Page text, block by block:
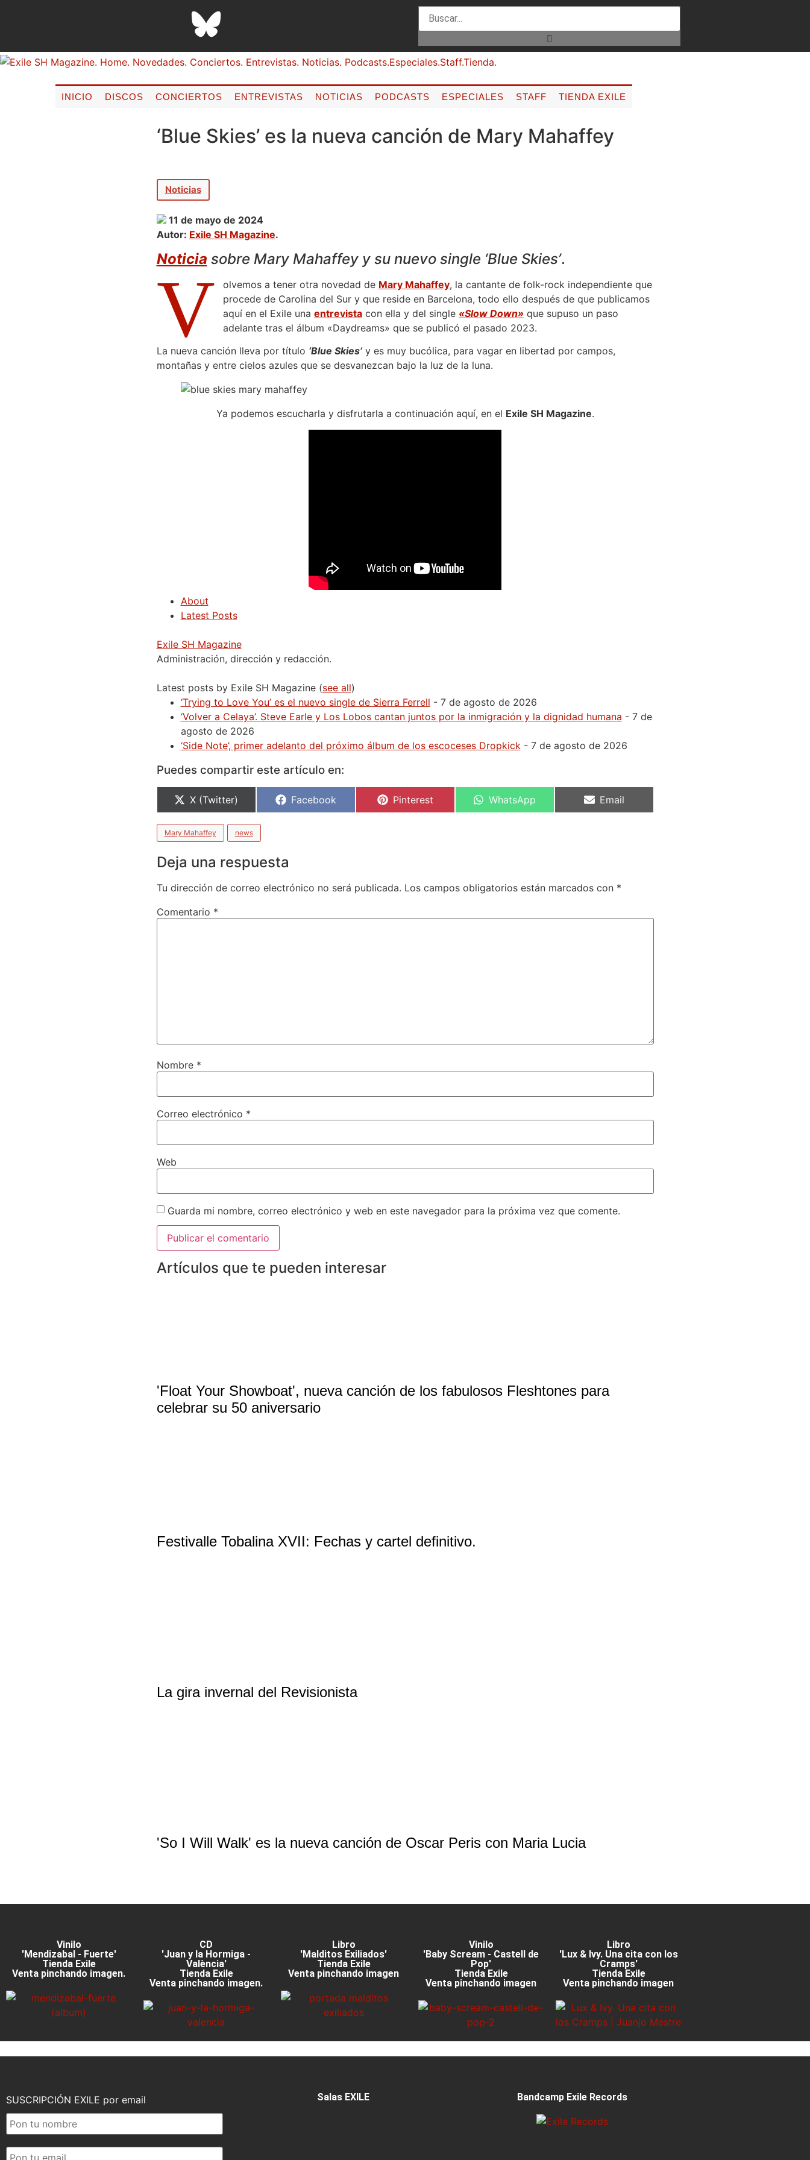
INICIO DISCOS CONCIERTOS ENTREVISTAS NOTICIAS PODCASTS ESPECIALES STAFF TIENDA EXILE
‘Blue Skies’ es la nueva canción de Mary Mahaffey
Noticias
11 de mayo de 2024
Autor: Exile SH Magazine.
Noticia sobre Mary Mahaffey y su nuevo single ‘Blue Skies’.
V olvemos a tener otra novedad de Mary Mahaffey, la cantante de folk-rock independiente que
procede de Carolina del Sur y que reside en Barcelona, todo ello después de que publicamos
aquí en el Exile una entrevistacon ella y del single «Slow Down» que supuso un paso
adelante tras el álbum «Daydreams» que se publicó el pasado 2023.
La nueva canción lleva por título ‘Blue Skies’y es muy bucólica, para vagar en libertad por campos,
montañas y entre cielos azules que se desvanezcan bajo la luz de la luna.
Ya podemos escucharla y disfrutarla a continuación aquí, en el Exile SH Magazine.
About
Latest Posts
Exile SH Magazine
Administración, dirección y redacción.
Latest posts by Exile SH Magazine (see all)
‘Trying to Love You’ es el nuevo single de Sierra Ferrell - 7 de agosto de 2026
‘Volver a Celaya’. Steve Earle y Los Lobos cantan juntos por la inmigración y la dignidad humana - 7 de
agosto de 2026
‘Side Note’, primer adelanto del próximo álbum de los escoceses Dropkick - 7 de agosto de 2026
Puedes compartir este artículo en:
X (Twitter) Facebook Pinterest WhatsApp Email
Mary Mahaffey news
Deja una respuesta
Tu dirección de correo electrónico no será publicada. Los campos obligatorios están marcados con *
Comentario *
Nombre *
Correo electrónico *
Web
Guarda mi nombre, correo electrónico y web en este navegador para la próxima vez que comente.
Artículos que te pueden interesar
'Float Your Showboat', nueva canción de los fabulosos Fleshtones para
celebrar su 50 aniversario
Festivalle Tobalina XVII: Fechas y cartel definitivo.
La gira invernal del Revisionista
'So I Will Walk' es la nueva canción de Oscar Peris con Maria Lucia
Vinilo
'Mendizabal - Fuerte'
Tienda Exile
Venta pinchando imagen.
CD
'Juan y la Hormiga -
València'
Tienda Exile
Venta pinchando imagen.
Libro
'Malditos Exiliados'
Tienda Exile
Venta pinchando imagen
Vinilo
'Baby Scream - Castell de
Pop'
Tienda Exile
Venta pinchando imagen
Libro
'Lux & Ivy. Una cita con los
Cramps'
Tienda Exile
Venta pinchando imagen
SUSCRIPCIÓN EXILE por email Salas EXILE Bandcamp Exile Records